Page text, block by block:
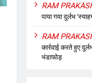
RAM
पाया गया दुर्लभ
RAM
कार्रवाई करते हुए
भंडाफोड़